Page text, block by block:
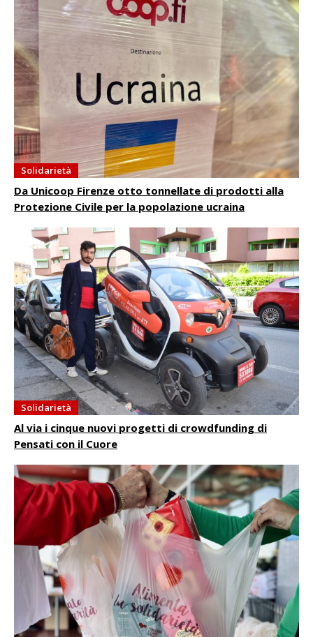
Solidarietà
Da Unicoop Firenze otto tonnellate di prodotti alla
Protezione Civile per la popolazione ucraina
Solidarietà
Al via i cinque nuovi progetti di crowdfunding di
Pensati con il Cuore